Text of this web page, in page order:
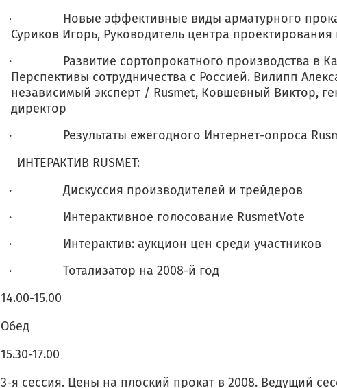
· Новые эффективные виды арматурного
Суриков Игорь, Руководитель центра проектирования
· Развитие сортопрокатного производства в
Перспективы сотрудничества с Россией. Вилипп
независимый эксперт / Rusmet, Ковшевный Виктор,
директор
· Результаты ежегодного Интернет-опроса
ИНТЕРАКТИВ RUSMET:
· Дискуссия производителей и трейдеров
· Интерактивное голосование RusmetVote
· Интерактив: аукцион цен среди участников
· Тотализатор на 2008-й год
14.00-15.00
Обед
15.30-17.00
3-я сессия. Цены на плоский прокат в 2008. Ведущий